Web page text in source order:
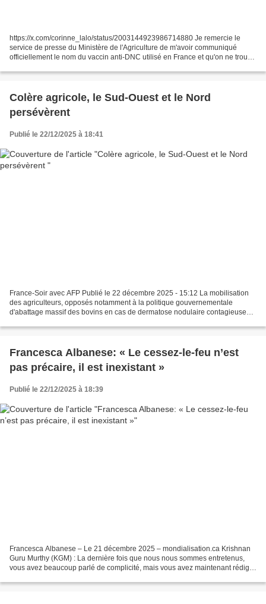
https://x.com/corinne_lalo/status/2003144923986714880 Je remercie le
service de presse du Ministère de l'Agriculture de m'avoir communiqué
officiellement le nom du vaccin anti-DNC utilisé en France et qu'on ne trouve
Colère agricole, le Sud-Ouest et le Nord
persévèrent
Publié le 22/12/2025 à 18:41
France-Soir avec AFP Publié le 22 décembre 2025 - 15:12 La mobilisation
des agriculteurs, opposés notamment à la politique gouvernementale
d'abattage massif des bovins en cas de dermatose nodulaire contagieuse
Francesca Albanese: « Le cessez-le-feu n’est
pas précaire, il est inexistant »
Publié le 22/12/2025 à 18:39
Francesca Albanese – Le 21 décembre 2025 – mondialisation.ca Krishnan
Guru Murthy (KGM) : La dernière fois que nous nous sommes entretenus,
vous avez beaucoup parlé de complicité, mais vous avez maintenant rédigé